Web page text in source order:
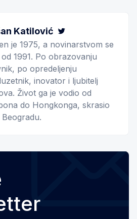
Katilović
je 1975, a novinarstvom se
1991. Po obrazovanju
po opredeljenju
inovator i ljubitelj
Život ga je vodio od
do Hongkonga, skrasio